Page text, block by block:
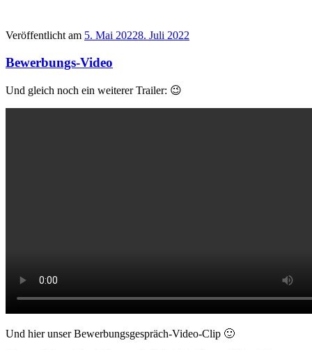
Veröffentlicht am 5. Mai 20228. Juli 2022
Bewerbungs-Video
Und gleich noch ein weiterer Trailer: 😉
Und hier unser Bewerbungsgespräch-Video-Clip 🙂